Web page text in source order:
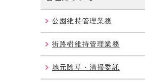
公園維持管理業務
街路樹維持管理業務
地元除草・清掃委託